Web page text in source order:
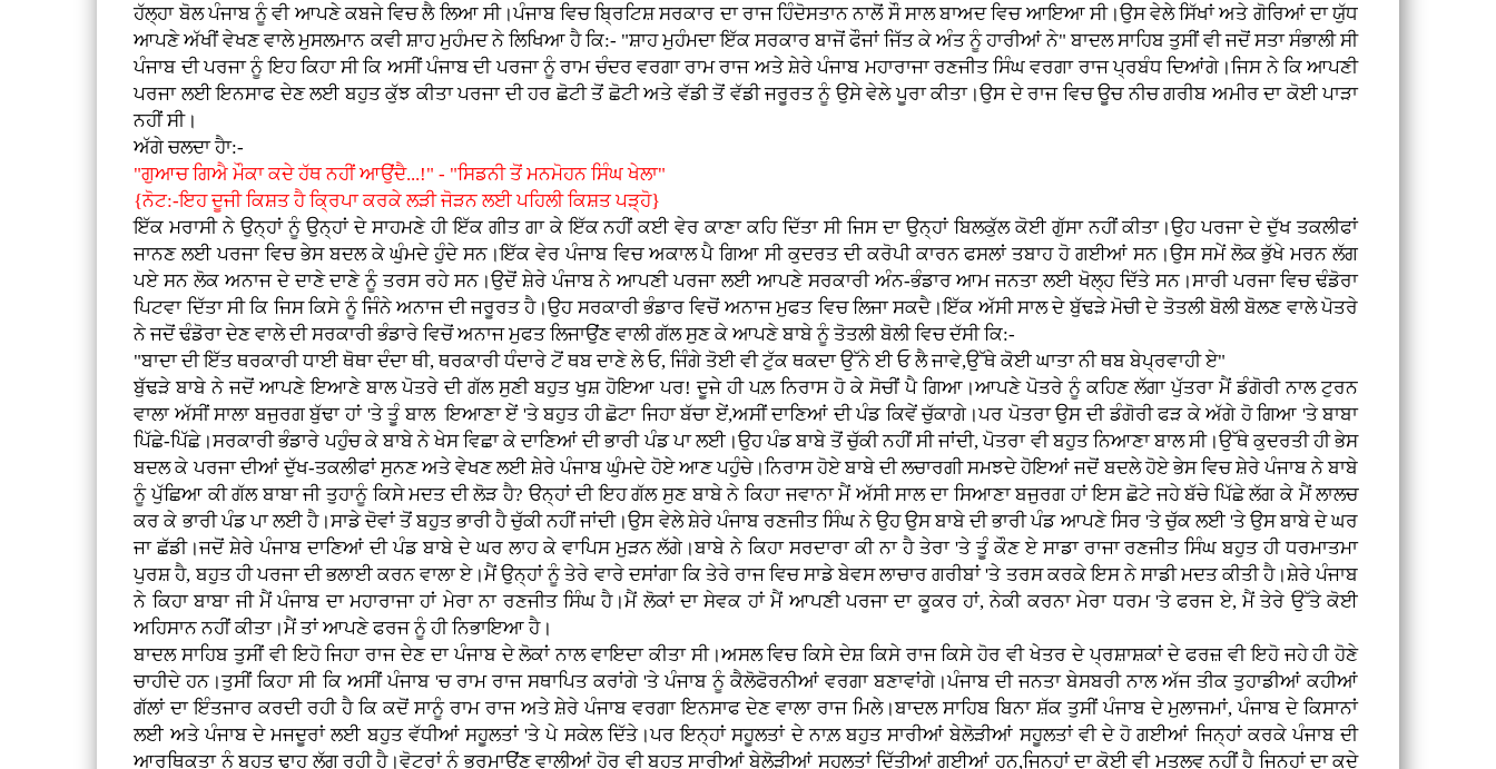
ਹੱਲ੍ਹਾ ਬੋਲ ਪੰਜਾਬ ਨੂੰ ਵੀ ਆਪਣੇ ਕਬਜੇ ਵਿਚ ਲੈ ਲਿਆ ਸੀ।ਪੰਜਾਬ ਵਿਚ ਬ੍ਰਿਟਿਸ਼ ਸਰਕਾਰ ਦਾ ਰਾਜ ਹਿੰਦੋਸਤਾਨ ਨਾਲੋਂ ਸੌ ਸਾਲ ਬਾਅਦ ਵਿਚ ਆਇਆ ਸੀ।ਉਸ ਵੇਲੇ ਸਿੱਖਾਂ ਅਤੇ ਗੋਰਿਆਂ ਦਾ ਯੁੱਧ
ਆਪਣੇ ਅੱਖੀਂ ਵੇਖਣ ਵਾਲੇ ਮੁਸਲਮਾਨ ਕਵੀ ਸ਼ਾਹ ਮੁਹੰਮਦ ਨੇ ਲਿਖਿਆ ਹੈ ਕਿ:- "ਸ਼ਾਹ ਮੁਹੰਮਦਾ ਇੱਕ ਸਰਕਾਰ ਬਾਜੋਂ ਫੌਜਾਂ ਜਿੱਤ ਕੇ ਅੰਤ ਨੂੰ ਹਾਰੀਆਂ ਨੇ" ਬਾਦਲ ਸਾਹਿਬ ਤੁਸੀਂ ਵੀ ਜਦੋਂ ਸਤਾ ਸੰਭਾਲੀ ਸੀ
ਪੰਜਾਬ ਦੀ ਪਰਜਾ ਨੂੰ ਇਹ ਕਿਹਾ ਸੀ ਕਿ ਅਸੀਂ ਪੰਜਾਬ ਦੀ ਪਰਜਾ ਨੂੰ ਰਾਮ ਚੰਦਰ ਵਰਗਾ ਰਾਮ ਰਾਜ ਅਤੇ ਸ਼ੇਰੇ ਪੰਜਾਬ ਮਹਾਰਾਜਾ ਰਣਜੀਤ ਸਿੰਘ ਵਰਗਾ ਰਾਜ ਪ੍ਰਬੰਧ ਦਿਆਂਗੇ।ਜਿਸ ਨੇ ਕਿ ਆਪਣੀ
ਪਰਜਾ ਲਈ ਇਨਸਾਫ ਦੇਣ ਲਈ ਬਹੁਤ ਕੁੱਝ ਕੀਤਾ ਪਰਜਾ ਦੀ ਹਰ ਛੋਟੀ ਤੋਂ ਛੋਟੀ ਅਤੇ ਵੱਡੀ ਤੋਂ ਵੱਡੀ ਜਰੂਰਤ ਨੂੰ ਉਸੇ ਵੇਲੇ ਪੂਰਾ ਕੀਤਾ।ਉਸ ਦੇ ਰਾਜ ਵਿਚ ਊਚ ਨੀਚ ਗਰੀਬ ਅਮੀਰ ਦਾ ਕੋਈ ਪਾੜਾ
ਨਹੀਂ ਸੀ।
ਅੱਗੇ ਚਲਦਾ ਹੈਾ:-
"ਗੁਆਚ ਗਿਐ ਮੌਕਾ ਕਦੇ ਹੱਥ ਨਹੀਂ ਆਉਂਦੈ...!" - "ਸਿਡਨੀ ਤੋਂ ਮਨਮੋਹਨ ਸਿੰਘ ਖੇਲਾ"
{ਨੋਟ:-ਇਹ ਦੂਜੀ ਕਿਸ਼ਤ ਹੈ ਕ੍ਰਿਪਾ ਕਰਕੇ ਲੜੀ ਜੋੜਨ ਲਈ ਪਹਿਲੀ ਕਿਸ਼ਤ ਪੜ੍ਹੋ}
ਇੱਕ ਮਰਾਸੀ ਨੇ ਉਨ੍ਹਾਂ ਨੂੰ ਉਨ੍ਹਾਂ ਦੇ ਸਾਹਮਣੇ ਹੀ ਇੱਕ ਗੀਤ ਗਾ ਕੇ ਇੱਕ ਨਹੀਂ ਕਈ ਵੇਰ ਕਾਣਾ ਕਹਿ ਦਿੱਤਾ ਸੀ ਜਿਸ ਦਾ ਉਨ੍ਹਾਂ ਬਿਲਕੁੱਲ ਕੋਈ ਗੁੱਸਾ ਨਹੀਂ ਕੀਤਾ।ਉਹ ਪਰਜਾ ਦੇ ਦੁੱਖ ਤਕਲੀਫਾਂ
ਜਾਨਣ ਲਈ ਪਰਜਾ ਵਿਚ ਭੇਸ ਬਦਲ ਕੇ ਘੁੰਮਦੇ ਹੁੰਦੇ ਸਨ।ਇੱਕ ਵੇਰ ਪੰਜਾਬ ਵਿਚ ਅਕਾਲ ਪੈ ਗਿਆ ਸੀ ਕੁਦਰਤ ਦੀ ਕਰੋਪੀ ਕਾਰਨ ਫਸਲਾਂ ਤਬਾਹ ਹੋ ਗਈਆਂ ਸਨ।ਉਸ ਸਮੇਂ ਲੋਕ ਭੁੱਖੇ ਮਰਨ ਲੱਗ
ਪਏ ਸਨ ਲੋਕ ਅਨਾਜ ਦੇ ਦਾਣੇ ਦਾਣੇ ਨੂੰ ਤਰਸ ਰਹੇ ਸਨ।ਉਦੋਂ ਸ਼ੇਰੇ ਪੰਜਾਬ ਨੇ ਆਪਣੀ ਪਰਜਾ ਲਈ ਆਪਣੇ ਸਰਕਾਰੀ ਅੰਨ-ਭੰਡਾਰ ਆਮ ਜਨਤਾ ਲਈ ਖੋਲ੍ਹ ਦਿੱਤੇ ਸਨ।ਸਾਰੀ ਪਰਜਾ ਵਿਚ ਢੰਡੋਰਾ
ਪਿਟਵਾ ਦਿੱਤਾ ਸੀ ਕਿ ਜਿਸ ਕਿਸੇ ਨੂੰ ਜਿੰਨੇ ਅਨਾਜ ਦੀ ਜਰੂਰਤ ਹੈ।ਉਹ ਸਰਕਾਰੀ ਭੰਡਾਰ ਵਿਚੋਂ ਅਨਾਜ ਮੁਫਤ ਵਿਚ ਲਿਜਾ ਸਕਦੈ।ਇੱਕ ਅੱਸੀ ਸਾਲ ਦੇ ਬੁੱਢੜੇ ਮੋਚੀ ਦੇ ਤੋਤਲੀ ਬੋਲੀ ਬੋਲਣ ਵਾਲੇ ਪੋਤਰੇ
ਨੇ ਜਦੋਂ ਢੰਡੋਰਾ ਦੇਣ ਵਾਲੇ ਦੀ ਸਰਕਾਰੀ ਭੰਡਾਰੇ ਵਿਚੋਂ ਅਨਾਜ ਮੁਫਤ ਲਿਜਾਉਂਣ ਵਾਲੀ ਗੱਲ ਸੁਣ ਕੇ ਆਪਣੇ ਬਾਬੇ ਨੂੰ ਤੋਤਲੀ ਬੋਲੀ ਵਿਚ ਦੱਸੀ ਕਿ:-
"ਬਾਦਾ ਦੀ ਇੱਤ ਥਰਕਾਰੀ ਧਾਈ ਥੋਥਾ ਦੰਦਾ ਥੀ, ਥਰਕਾਰੀ ਧੰਦਾਰੇ ਟੋਂ ਥਬ ਦਾਣੇ ਲੇ ਓ, ਜਿੰਗੇ ਤੋਈ ਵੀ ਟੁੱਕ ਥਕਦਾ ਉੱਨੇ ਈ ਓ ਲੈ ਜਾਵੇ,ਉੱਥੇ ਕੋਈ ਘਾਤਾ ਨੀ ਥਬ ਬੇਪ੍ਰਵਾਹੀ ਏ"
ਬੁੱਢੜੇ ਬਾਬੇ ਨੇ ਜਦੋਂ ਆਪਣੇ ਇਆਣੇ ਬਾਲ ਪੋਤਰੇ ਦੀ ਗੱਲ ਸੁਣੀ ਬਹੁਤ ਖੁਸ਼ ਹੋਇਆ ਪਰ! ਦੂਜੇ ਹੀ ਪਲ਼ ਨਿਰਾਸ ਹੋ ਕੇ ਸੋਚੀਂ ਪੈ ਗਿਆ।ਆਪਣੇ ਪੋਤਰੇ ਨੂੰ ਕਹਿਣ ਲੱਗਾ ਪੁੱਤਰਾ ਮੈਂ ਡੰਗੋਰੀ ਨਾਲ ਟੁਰਨ
ਵਾਲਾ ਅੱਸੀਂ ਸਾਲਾ ਬਜੁਰਗ ਬੁੱਢਾ ਹਾਂ 'ਤੇ ਤੂੰ ਬਾਲ ਇਆਣਾ ਏਂ 'ਤੇ ਬਹੁਤ ਹੀ ਛੋਟਾ ਜਿਹਾ ਬੱਚਾ ਏਂ,ਅਸੀਂ ਦਾਣਿਆਂ ਦੀ ਪੰਡ ਕਿਵੇਂ ਚੁੱਕਾਗੇ।ਪਰ ਪੋਤਰਾ ਉਸ ਦੀ ਡੰਗੋਰੀ ਫੜ ਕੇ ਅੱਗੇ ਹੋ ਗਿਆ 'ਤੇ ਬਾਬਾ
ਪਿੱਛੇ-ਪਿੱਛੇ।ਸਰਕਾਰੀ ਭੰਡਾਰੇ ਪਹੁੰਚ ਕੇ ਬਾਬੇ ਨੇ ਖੇਸ ਵਿਛਾ ਕੇ ਦਾਣਿਆਂ ਦੀ ਭਾਰੀ ਪੰਡ ਪਾ ਲਈ।ਉਹ ਪੰਡ ਬਾਬੇ ਤੋਂ ਚੁੱਕੀ ਨਹੀਂ ਸੀ ਜਾਂਦੀ, ਪੋਤਰਾ ਵੀ ਬਹੁਤ ਨਿਆਣਾ ਬਾਲ ਸੀ।ਉੱਥੇ ਕੁਦਰਤੀ ਹੀ ਭੇਸ
ਬਦਲ ਕੇ ਪਰਜਾ ਦੀਆਂ ਦੁੱਖ-ਤਕਲੀਫਾਂ ਸੁਨਣ ਅਤੇ ਵੇਖਣ ਲਈ ਸ਼ੇਰੇ ਪੰਜਾਬ ਘੁੰਮਦੇ ਹੋਏ ਆਣ ਪਹੁੰਚੇ।ਨਿਰਾਸ ਹੋਏ ਬਾਬੇ ਦੀ ਲਚਾਰਗੀ ਸਮਝਦੇ ਹੋਇਆਂ ਜਦੋਂ ਬਦਲੇ ਹੋਏ ਭੇਸ ਵਿਚ ਸ਼ੇਰੇ ਪੰਜਾਬ ਨੇ ਬਾਬੇ
ਨੂੰ ਪੁੱਛਿਆ ਕੀ ਗੱਲ ਬਾਬਾ ਜੀ ਤੁਹਾਨੂੰ ਕਿਸੇ ਮਦਤ ਦੀ ਲੋੜ ਹੈ? ੳਨ੍ਹਾਂ ਦੀ ਇਹ ਗੱਲ ਸੁਣ ਬਾਬੇ ਨੇ ਕਿਹਾ ਜਵਾਨਾ ਮੈਂ ਅੱਸੀ ਸਾਲ ਦਾ ਸਿਆਣਾ ਬਜੁਰਗ ਹਾਂ ਇਸ ਛੋਟੇ ਜਹੇ ਬੱਚੇ ਪਿੱਛੇ ਲੱਗ ਕੇ ਮੈਂ ਲਾਲਚ
ਕਰ ਕੇ ਭਾਰੀ ਪੰਡ ਪਾ ਲਈ ਹੈ।ਸਾਡੇ ਦੋਵਾਂ ਤੋਂ ਬਹੁਤ ਭਾਰੀ ਹੈ ਚੁੱਕੀ ਨਹੀਂ ਜਾਂਦੀ।ਉਸ ਵੇਲੇ ਸ਼ੇਰੇ ਪੰਜਾਬ ਰਣਜੀਤ ਸਿੰਘ ਨੇ ਉਹ ਉਸ ਬਾਬੇ ਦੀ ਭਾਰੀ ਪੰਡ ਆਪਣੇ ਸਿਰ 'ਤੇ ਚੁੱਕ ਲਈ 'ਤੇ ਉਸ ਬਾਬੇ ਦੇ ਘਰ
ਜਾ ਛੱਡੀ।ਜਦੋਂ ਸ਼ੇਰੇ ਪੰਜਾਬ ਦਾਣਿਆਂ ਦੀ ਪੰਡ ਬਾਬੇ ਦੇ ਘਰ ਲਾਹ ਕੇ ਵਾਪਿਸ ਮੁੜਨ ਲੱਗੇ।ਬਾਬੇ ਨੇ ਕਿਹਾ ਸਰਦਾਰਾ ਕੀ ਨਾ ਹੈ ਤੇਰਾ 'ਤੇ ਤੂੰ ਕੌਣ ਏ ਸਾਡਾ ਰਾਜਾ ਰਣਜੀਤ ਸਿੰਘ ਬਹੁਤ ਹੀ ਧਰਮਾਤਮਾ
ਪੁਰਸ਼ ਹੈ, ਬਹੁਤ ਹੀ ਪਰਜਾ ਦੀ ਭਲਾਈ ਕਰਨ ਵਾਲਾ ਏ।ਮੈਂ ਉਨ੍ਹਾਂ ਨੂੰ ਤੇਰੇ ਵਾਰੇ ਦਸਾਂਗਾ ਕਿ ਤੇਰੇ ਰਾਜ ਵਿਚ ਸਾਡੇ ਬੇਵਸ ਲਾਚਾਰ ਗਰੀਬਾਂ 'ਤੇ ਤਰਸ ਕਰਕੇ ਇਸ ਨੇ ਸਾਡੀ ਮਦਤ ਕੀਤੀ ਹੈ।ਸ਼ੇਰੇ ਪੰਜਾਬ
ਨੇ ਕਿਹਾ ਬਾਬਾ ਜੀ ਮੈਂ ਪੰਜਾਬ ਦਾ ਮਹਾਰਾਜਾ ਹਾਂ ਮੇਰਾ ਨਾ ਰਣਜੀਤ ਸਿੰਘ ਹੈ।ਮੈਂ ਲੋਕਾਂ ਦਾ ਸੇਵਕ ਹਾਂ ਮੈਂ ਆਪਣੀ ਪਰਜਾ ਦਾ ਕੂਕਰ ਹਾਂ, ਨੇਕੀ ਕਰਨਾ ਮੇਰਾ ਧਰਮ 'ਤੇ ਫਰਜ ਏ, ਮੈਂ ਤੇਰੇ ਉੱਤੇ ਕੋਈ
ਅਹਿਸਾਨ ਨਹੀਂ ਕੀਤਾ।ਮੈਂ ਤਾਂ ਆਪਣੇ ਫਰਜ ਨੂੰ ਹੀ ਨਿਭਾਇਆ ਹੈ।
ਬਾਦਲ ਸਾਹਿਬ ਤੁਸੀਂ ਵੀ ਇਹੋ ਜਿਹਾ ਰਾਜ ਦੇਣ ਦਾ ਪੰਜਾਬ ਦੇ ਲੋਕਾਂ ਨਾਲ ਵਾਇਦਾ ਕੀਤਾ ਸੀ।ਅਸਲ ਵਿਚ ਕਿਸੇ ਦੇਸ਼ ਕਿਸੇ ਰਾਜ ਕਿਸੇ ਹੋਰ ਵੀ ਖੇਤਰ ਦੇ ਪ੍ਰਸ਼ਾਸ਼ਕਾਂ ਦੇ ਫਰਜ਼ ਵੀ ਇਹੋ ਜਹੇ ਹੀ ਹੋਣੇ
ਚਾਹੀਦੇ ਹਨ।ਤੁਸੀਂ ਕਿਹਾ ਸੀ ਕਿ ਅਸੀਂ ਪੰਜਾਬ 'ਚ ਰਾਮ ਰਾਜ ਸਥਾਪਿਤ ਕਰਾਂਗੇ 'ਤੇ ਪੰਜਾਬ ਨੂੰ ਕੈਲੋਫੋਰਨੀਆਂ ਵਰਗਾ ਬਣਾਵਾਂਗੇ।ਪੰਜਾਬ ਦੀ ਜਨਤਾ ਬੇਸਬਰੀ ਨਾਲ ਅੱਜ ਤੀਕ ਤੁਹਾਡੀਆਂ ਕਹੀਆਂ
ਗੱਲਾਂ ਦਾ ਇੰਤਜਾਰ ਕਰਦੀ ਰਹੀ ਹੈ ਕਿ ਕਦੋਂ ਸਾਨੂੰ ਰਾਮ ਰਾਜ ਅਤੇ ਸ਼ੇਰੇ ਪੰਜਾਬ ਵਰਗਾ ਇਨਸਾਫ ਦੇਣ ਵਾਲਾ ਰਾਜ ਮਿਲੇ।ਬਾਦਲ ਸਾਹਿਬ ਬਿਨਾ ਸ਼ੱਕ ਤੁਸੀਂ ਪੰਜਾਬ ਦੇ ਮੁਲਾਜਮਾਂ, ਪੰਜਾਬ ਦੇ ਕਿਸਾਨਾਂ
ਲਈ ਅਤੇ ਪੰਜਾਬ ਦੇ ਮਜਦੂਰਾਂ ਲਈ ਬਹੁਤ ਵੱਧੀਆਂ ਸਹੂਲਤਾਂ 'ਤੇ ਪੇ ਸਕੇਲ ਦਿੱਤੇ।ਪਰ ਇਨ੍ਹਾਂ ਸਹੂਲਤਾਂ ਦੇ ਨਾਲ਼ ਬਹੁਤ ਸਾਰੀਆਂ ਬੇਲੋੜੀਆਂ ਸਹੂਲਤਾਂ ਵੀ ਦੇ ਹੋ ਗਈਆਂ ਜਿਨ੍ਹਾਂ ਕਰਕੇ ਪੰਜਾਬ ਦੀ
ਆਰਥਿਕਤਾ ਨੂੰ ਬਹੁਤ ਢਾਹ ਲੱਗ ਰਹੀ ਹੈ।ਵੋਟਰਾਂ ਨੂੰ ਭਰਮਾਉਂਣ ਵਾਲੀਆਂ ਹੋਰ ਵੀ ਬਹੁਤ ਸਾਰੀਆਂ ਬੇਲੋੜੀਆਂ ਸਹੂਲਤਾਂ ਦਿੱਤੀਆਂ ਗਈਆਂ ਹਨ,ਜਿਨ੍ਹਾਂ ਦਾ ਕੋਈ ਵੀ ਮਤਲਵ ਨਹੀਂ ਹੈ ਜਿਨ੍ਹਾਂ ਦਾ ਕਦੇ